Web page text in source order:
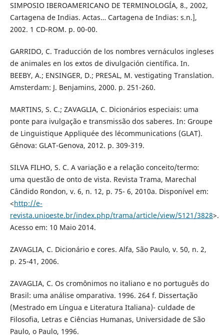
SIMPOSIO IBEROAMERICANO DE TERMINOLOGÍA, 8., 2002,
Cartagena de Indias. Actas… Cartagena de Indias: s.n.],
2002. 1 CD-ROM. p. 00-00.
GARRIDO, C. Traducción de los nombres vernáculos ingleses
de animales en los extos de divulgación científica. In.
BEEBY, A.; ENSINGER, D.; PRESAL, M. vestigating Translation.
Amsterdam: J. Benjamins, 2000. p. 251-260.
MARTINS, S. C.; ZAVAGLIA, C. Dicionários especiais: uma
ponte para ivulgação e transmissão dos saberes. In: Groupe
de Linguistique Appliquée des lécommunications (GLAT).
Gênova: GLAT-Genova, 2012. p. 309-319.
SILVA FILHO, S. C. A variação e a relação conceito/termo:
uma questão de onto de vista. Revista Trama, Marechal
Cândido Rondon, v. 6, n. 12, p. 75- 6, 2010a. Disponível em:
<http://e-
revista.unioeste.br/index.php/trama/article/view/5121/3828>.
Acesso em: 10 Maio 2014.
ZAVAGLIA, C. Dicionário e cores. Alfa, São Paulo, v. 50, n. 2,
p. 25-41, 2006.
ZAVAGLIA, C. Os cromônimos no italiano e no português do
Brasil: uma análise omparativa. 1996. 264 f. Dissertação
(Mestrado em Língua e Literatura Italiana)- culdade de
Filosofia, Letras e Ciências Humanas, Universidade de São
Paulo, o Paulo, 1996.